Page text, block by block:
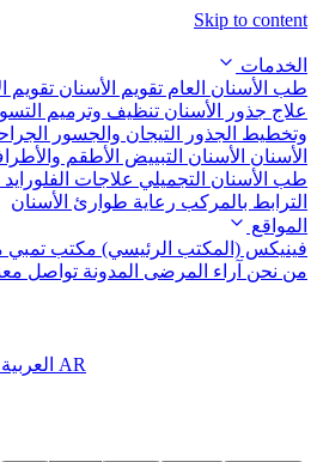
Skip to content
الخدمات
طب الأسنان العام تقويم الأسنان تقويم
علاج جذور الأسنان تنظيف وترميم
وتخطيط الجذور
التيجان والجسور
الأسنان الأسنان التبييض الأطقم
طب الأسنان التجميلي علاجات الفلورايد
الترابط بالمركب رعاية طوارئ الأسنان
المواقع
فينيكس (المكتب الرئيسي) مكتب تمبي
من نحن آراء المرضى المدونة تواصل
AR العربية